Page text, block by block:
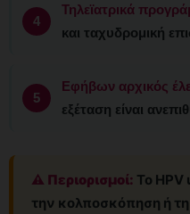
Τηλεϊατρικά
και ταχυδρομική
Εφήβων αρχικός
εξέταση είναι
⚠️ Περιορισμοί: Το HPV
την κολποσκόπηση ή τη